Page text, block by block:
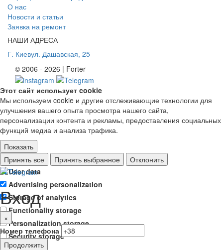
О нас
Новости и статьи
Заявка на ремонт
НАШИ АДРЕСА
Г. Киевул. Дашавская, 25
© 2006 - 2026 | Forter
Этот сайт использует cookie
Мы используем cookie и другие отслеживающие технологии для
улучшения вашего опыта просмотра нашего сайта,
персонализации контента и рекламы, предоставления социальных
функций медиа и анализа трафика.
Показать
Ad storage
User data
Advertising personalization
Storage of analytics
Functionality storage
Personalization storage
Security storage
Принять все Принять выбранное Отклонить
Вход
×
Номер телефона
Продолжить